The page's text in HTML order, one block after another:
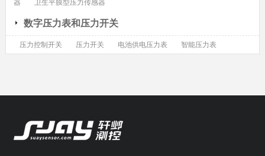
器
卫生平膜型压力传感器
数字压力表和压力开关
压力控制开关 压力开关 电池供电压力表 智能压力表